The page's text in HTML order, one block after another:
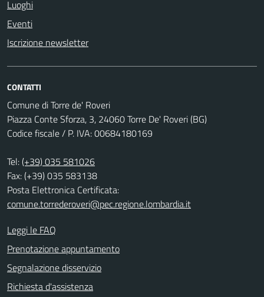
Luoghi
Eventi
Iscrizione newsletter
CONTATTI
Comune di Torre de' Roveri
Piazza Conte Sforza, 3, 24060 Torre De' Roveri (BG)
Codice fiscale / P. IVA: 00684180169
Tel:(+39) 035 581026
Fax: (+39) 035 583138
Posta Elettronica Certificata:
comune.torrederoveri@pec.regione.lombardia.it
Leggi le FAQ
Prenotazione appuntamento
Segnalazione disservizio
Richiesta d'assistenza